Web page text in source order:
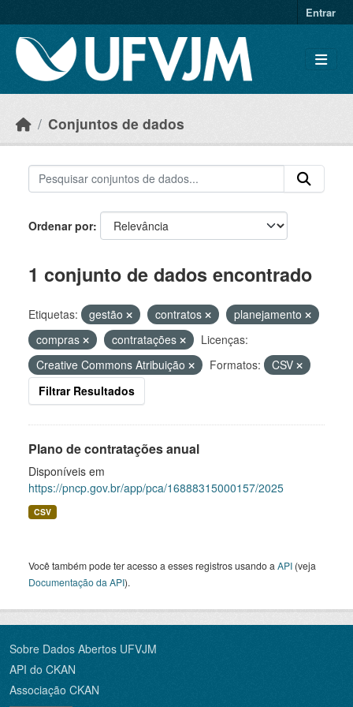
Entrar
Conjuntos de dados
Ordenar por
1 conjunto de dados encontrado
Etiquetas: gestão contratos
planejamento
compras
contratações
Licenças:
Creative Commons Atribuição
Formatos:
CSV
Filtrar Resultados
Plano de contratações anual
Disponíveis em
https://pncp.gov.br/app/pca/16888315000157/2025
CSV
Você também pode ter acesso a esses registros usando a API (veja
Documentação da API).
Sobre Dados Abertos UFVJM
API do CKAN
Associação CKAN